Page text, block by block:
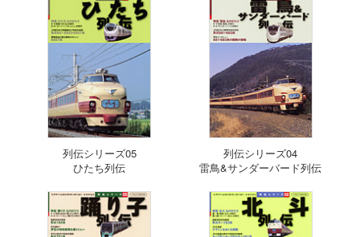
列伝シリーズ05
ひたち列伝
列伝シリーズ04
雷鳥&サンダーバード列伝